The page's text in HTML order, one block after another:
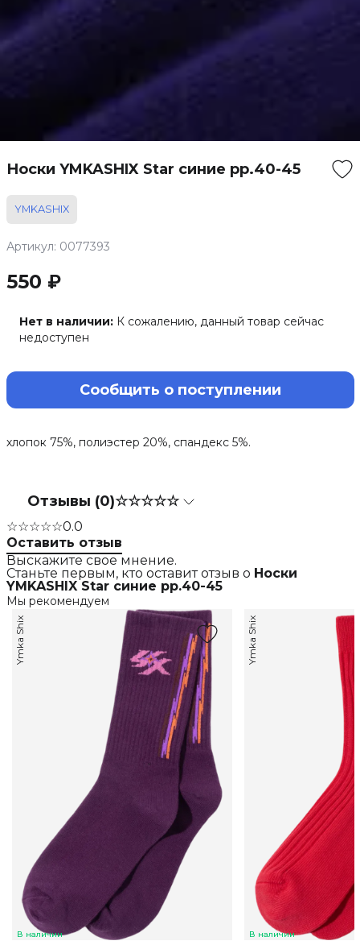
Носки YMKASHIX Star синие рр.40-45
YMKASHIX
Артикул: 0077393
550 ₽
Нет в наличии: К сожалению, данный товар сейчас
недоступен
Сообщить о поступлении
хлопок 75%, полиэстер 20%, спандекс 5%.
Отзывы (0)☆☆☆☆☆
☆☆☆☆☆0.0
Оставить отзыв
Выскажите свое мнение.
Станьте первым, кто оставит отзыв о Носки
YMKASHIX Star синие рр.40-45
Мы рекомендуем
В наличии
Ymka Shix
В наличии
Ymka Shix